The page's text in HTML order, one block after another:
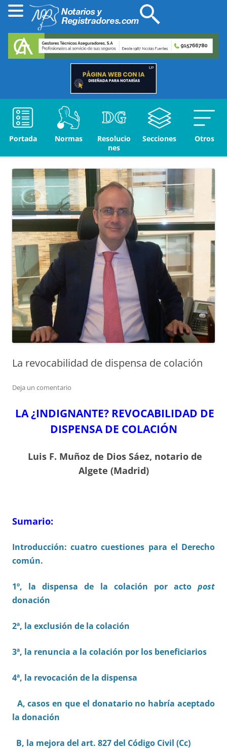
Portada Normas
Resolucio
nes
Secciones Otros
La revocabilidad de dispensa de colación
Deja un comentario
LA ¿INDIGNANTE? REVOCABILIDAD DE
DISPENSA DE COLACIÓN
Luis F. Muñoz de Dios Sáez, notario de
Algete (Madrid)
Sumario:
Introducción: cuatro cuestiones para el Derecho
común.
1º, la dispensa de la colación por acto post
donación
2ª, la exclusión de la colación
3ª, la renuncia a la colación por los beneficiarios
4ª, la revocación de la dispensa
A, casos en que el donatario no habría aceptado
la donación
B, la mejora del art. 827 del Código Civil (Cc)